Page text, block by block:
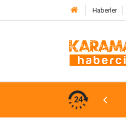
Haberler
24
Dehşet Anlarını Anlattı